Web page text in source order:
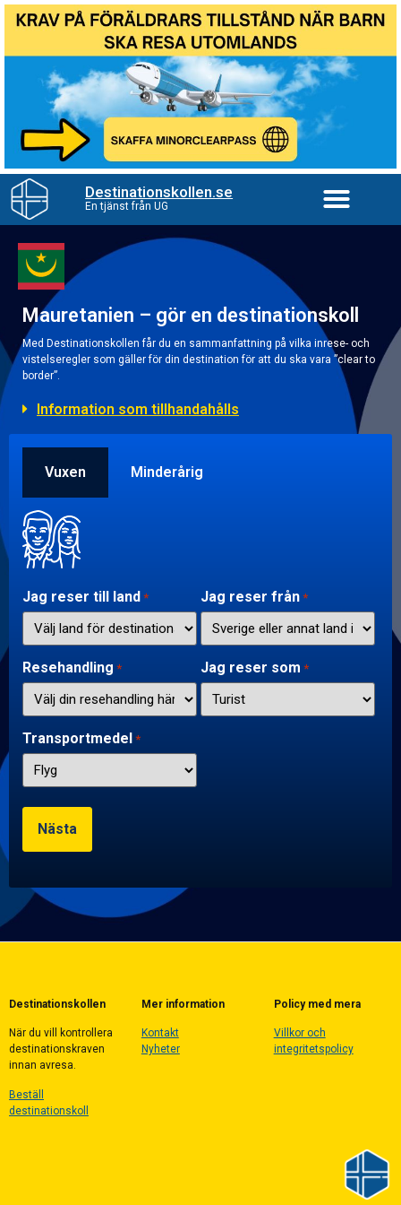
Destinationskollen.se
En tjänst från UG
Mauretanien – gör en destinationskoll
Med Destinationskollen får du en sammanfattning på vilka inrese- och
vistelseregler som gäller för din destination för att du ska vara ”clear to
border”.
Information som tillhandahålls
Vuxen Minderårig
Jag reser till land * Jag reser från *
Resehandling * Jag reser som *
Transportmedel *
Destinationskollen
När du vill kontrollera
destinationskraven
innan avresa.
Beställ
destinationskoll
Mer information
Kontakt
Nyheter
Policy med mera
Villkor och
integritetspolicy